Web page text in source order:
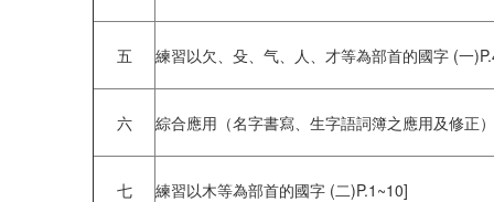
五 練習以欠、殳、气、人、才等為部首的國字 (一
六 綜合應用（名字書寫、生字語詞簿之應用及修正）
七 練習以木等為部首的國字 (二)P.1~10]